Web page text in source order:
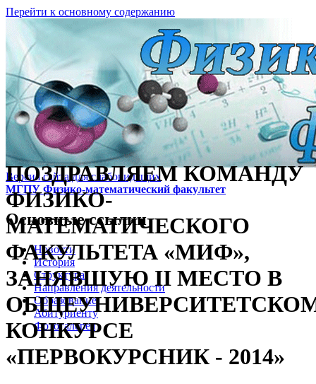
Перейти к основному содержанию
Версия сайта для слабовидящих
МГПУ Физико-математический факультет
Основные ссылки
Новости
История
Структура
Направления деятельности
Образование
Абитуриенту
Фотогалерея
ПОЗДРАВЛЯЕМ КОМАНДУ
ФИЗИКО-
МАТЕМАТИЧЕСКОГО
ФАКУЛЬТЕТА «МИФ»,
ЗАНЯВШУЮ II МЕСТО В
КОНКУРСЕ
«ПЕРВОКУРСНИК - 2014»